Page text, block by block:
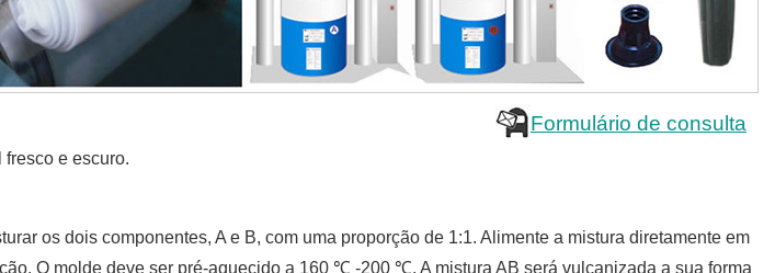
Formulário de consulta
fresco e escuro.
os dois componentes, A e B, com uma proporção de 1:1. Alimente a mistura diretamente em
O molde deve ser pré-aquecido a 160 ℃ -200 ℃. A mistura AB será vulcanizada a sua forma